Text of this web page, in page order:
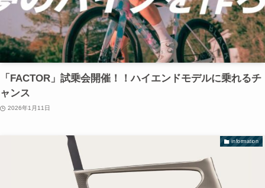
「FACTOR」試乗会開催！！ハイエンドモデルに乗れるチ
ャンス
2026年1月11日
information